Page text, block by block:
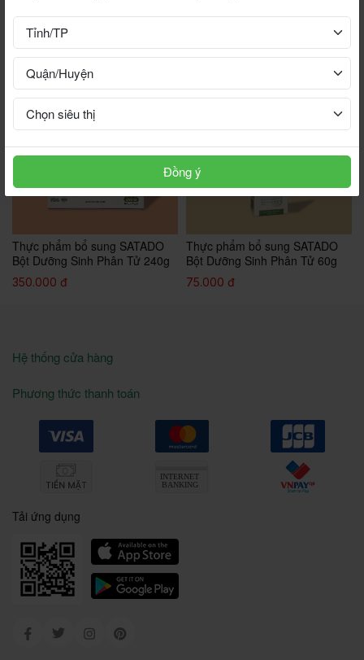
FLASH SALE Xem thêm
Thực phẩm bổ sung SATADO
Bột Dưỡng Sinh Phân Tử 240g
350.000 đ
Thực phẩm bổ sung SATADO
Bột Dưỡng Sinh Phân Tử 60g
75.000 đ
Hệ thống cửa hàng
Phương thức thanh toán
Tải ứng dụng
FacebookTwitter Instagram
Đồng ý